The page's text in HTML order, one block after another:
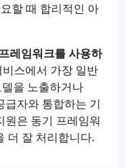
할 때 합리적인 아
레임워크를 사용하
스에서 가장 일반
을 노출하거나
자와 통합하는 기
원은 동기 프레임워
더 잘 처리합니다.